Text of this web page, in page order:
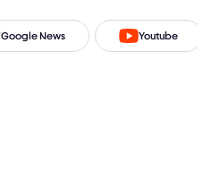
Google News Youtube